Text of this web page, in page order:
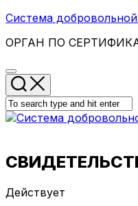
Skip
content
Система
ОРГАН ПО
Действует